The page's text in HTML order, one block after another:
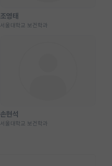
조영태
서울대학교 보건학과
손현석
서울대학교 보건학과